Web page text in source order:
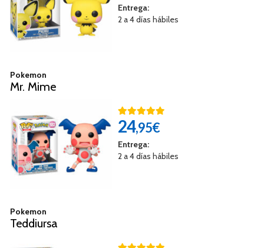
Entrega:
2 a 4 días hábiles
Pokemon
Mr. Mime
24,95€
Entrega:
2 a 4 días hábiles
Pokemon
Teddiursa